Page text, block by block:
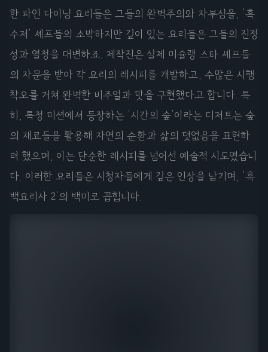
한 파인 다이닝 요리들은 그들의 완벽주의와 자부심을, '흑
수저' 셰프들의 소박하지만 깊이 있는 요리들은 그들의 진정
성과 열정을 대변하죠. 제작진은 실제 미슐랭 스타 셰프들
의 자문을 받아 각 요리의 레시피를 개발하고, 수많은 시행
착오를 거쳐 완벽한 비주얼과 맛을 구현했다고 합니다. 특
히, 특정 미션에서 등장하는 '시간의 숲'이라는 디저트는 숲
의 재료들을 활용해 자연의 순환과 삶의 덧없음을 표현하
려 했으며, 이는 단순한 레시피를 넘어선 예술적 시도였습니
다. 이러한 요리들은 시청자들에게 깊은 인상을 남기며, '흑
백요리사 2'의 백미로 꼽힙니다.